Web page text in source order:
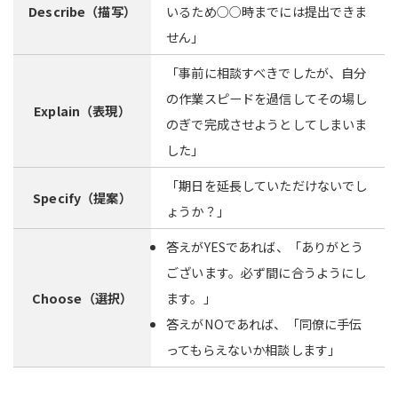
Describe（描写）
いるため○○時までには提出できま
せん」
Explain（表現）
「事前に相談すべきでしたが、自分
の作業スピードを過信してその場し
のぎで完成させようとしてしまいま
した」
Specify（提案）
「期日を延長していただけないでし
ょうか？」
Choose（選択）
答えがYESであれば、「ありがとう
ございます。必ず間に合うようにし
ます。」
答えがNOであれば、「同僚に手伝
ってもらえないか相談します」